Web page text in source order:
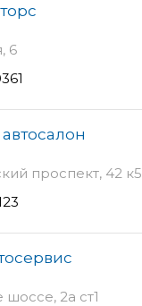
6
проспект, 42 к5
2а ст1